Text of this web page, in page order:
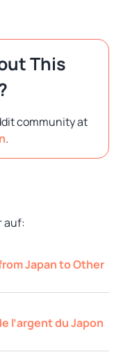
This
community at
.
auf:
Japan to Other
l’argent du Japon